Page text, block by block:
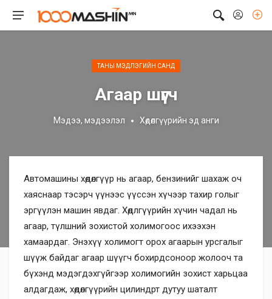
ТАНЫ МЭДЛЭГИЙН САНД
Агаар шүүгч
Мэдээ, мэдээлэл Хөдөлгүүрийн эд анги
Автомашины хөдөлгүүр нь агаар, бензинийг шахаж оч
хаяснаар тэсэрч үүнээс үүссэн хүчээр тахир голыг
эргүүлэн машин явдаг. Хөдлгүүрийн хүчин чадал нь
агаар, түлшний зохистой холимогоос ихээхэн
хамаардаг. Энэхүү холимогт орох агаарын урсгалыг
шүүж байдаг агаар шүүгч бохирдсоноор жолооч та
бүхэнд мэдэгдэхгүйгээр холимогийн зохист харьцаа
алдагдаж, хөдөлгүүрийн цилиндрт дутуу шаталт